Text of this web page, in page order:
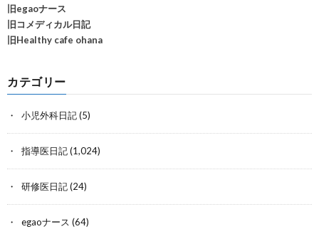
旧egaoナース
旧コメディカル日記
旧Healthy cafe ohana
カテゴリー
小児外科日記(5)
指導医日記(1,024)
研修医日記(24)
egaoナース (64)